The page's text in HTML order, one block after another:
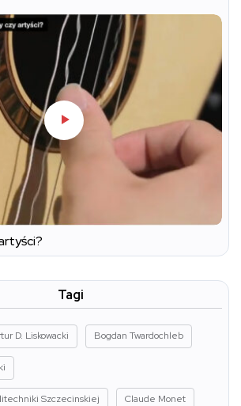
Tagi
D. Liskowacki Bogdan Twardochleb
Szczecinskiej Claude Monet